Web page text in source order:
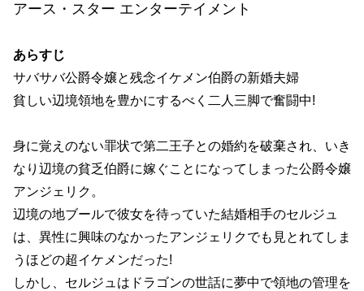
アース・スター エンターテイメント
あらすじ
サバサバ公爵令嬢と残念イケメン伯爵の新婚夫婦
貧しい辺境領地を豊かにするべく二人三脚で奮闘中!
身に覚えのない罪状で第二王子との婚約を破棄され、いき
なり辺境の貧乏伯爵に嫁ぐことになってしまった公爵令嬢
アンジェリク。
辺境の地ブールで彼女を待っていた結婚相手のセルジュ
は、異性に興味のなかったアンジェリクでも見とれてしま
うほどの超イケメンだった!
しかし、セルジュはドラゴンの世話に夢中で領地の管理を